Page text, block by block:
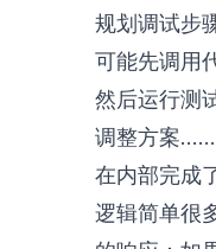
规划调试步
可能先调用
然后运行测
调整方案……
在内部完成
逻辑简单很